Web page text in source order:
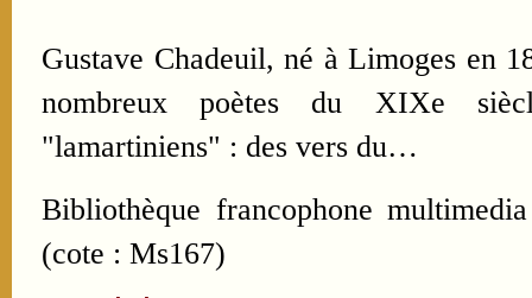
Gustave Chadeuil, né à Limoges en
nombreux poètes du XIXe
"lamartiniens" : des vers du…
Bibliothèque francophone
(cote : Ms167)